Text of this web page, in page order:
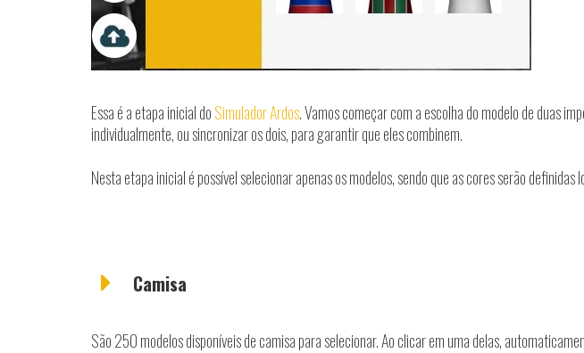
Essa é a etapa inicial doSimulador Ardos. Vamos começar com a escolha do modelo de duas
individualmente, ou sincronizar os dois, para garantir que eles combinem.
Nesta etapa inicial é possível selecionar apenas os modelos, sendo que as cores serão
Camisa
São 250 modelos disponíveis de camisa para selecionar. Ao clicar em uma delas,